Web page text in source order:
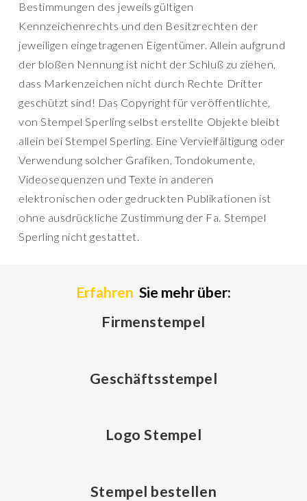
Bestimmungen des jeweils gültigen
Kennzeichenrechts und den Besitzrechten der
jeweiligen eingetragenen Eigentümer. Allein aufgrund
der bloßen Nennung ist nicht der Schluß zu ziehen,
dass Markenzeichen nicht durch Rechte Dritter
geschützt sind! Das Copyright für veröffentlichte,
von Stempel Sperling selbst erstellte Objekte bleibt
allein bei Stempel Sperling. Eine Vervielfältigung oder
Verwendung solcher Grafiken, Tondokumente,
Videosequenzen und Texte in anderen
elektronischen oder gedruckten Publikationen ist
ohne ausdrückliche Zustimmung der Fa. Stempel
Sperling nicht gestattet.
Erfahren Sie mehr über:
Firmenstempel
Geschäftsstempel
Logo Stempel
Stempel bestellen